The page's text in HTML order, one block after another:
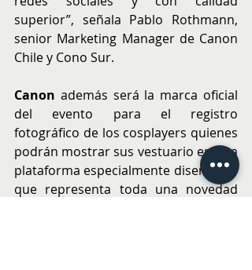
superior”, señala Pablo Rothmann,
senior Marketing Manager de Canon
Chile y Cono Sur.
Canon además será la marca oficial
del evento para el registro
fotográfico de los cosplayers quienes
podrán mostrar sus vestuario en una
plataforma especialmente diseñada y
que representa toda una novedad